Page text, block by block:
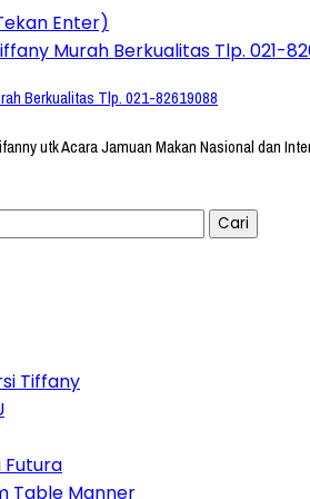
Enter)
Berkualitas Tlp. 021-82619088
utk Acara Jamuan Makan Nasional dan
Tiffany
Futura
Table Manner